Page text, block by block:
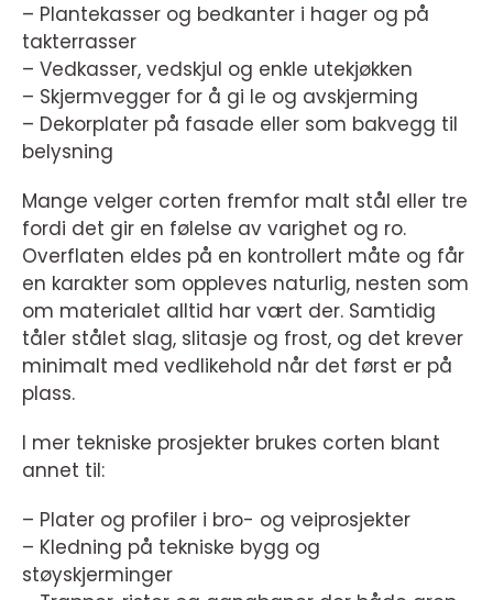
– Plantekasser og bedkanter i hager og på
takterrasser
– Vedkasser, vedskjul og enkle utekjøkken
– Skjermvegger for å gi le og avskjerming
– Dekorplater på fasade eller som bakvegg til
belysning
Mange velger corten fremfor malt stål eller tre
fordi det gir en følelse av varighet og ro.
Overflaten eldes på en kontrollert måte og får
en karakter som oppleves naturlig, nesten som
om materialet alltid har vært der. Samtidig
tåler stålet slag, slitasje og frost, og det krever
minimalt med vedlikehold når det først er på
plass.
I mer tekniske prosjekter brukes corten blant
annet til:
– Plater og profiler i bro- og veiprosjekter
– Kledning på tekniske bygg og
støyskjerminger